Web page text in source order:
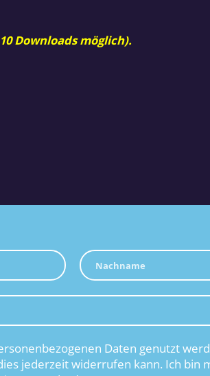
Downloads möglich).
Daten genutzt
jederzeit widerrufen kann. Ich bin